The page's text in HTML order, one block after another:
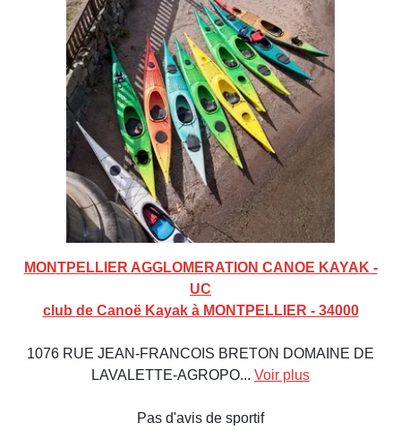
MONTPELLIER AGGLOMERATION CANOE KAYAK -
UC
club de Canoë Kayak à MONTPELLIER - 34000
1076 RUE JEAN-FRANCOIS BRETON DOMAINE DE
LAVALETTE-AGROPO... Voir plus
Pas d'avis de sportif